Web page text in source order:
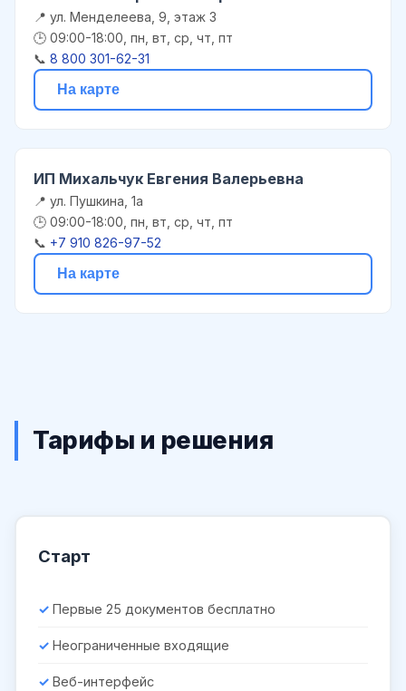
📍 ул. Менделеева, 9, этаж 3
🕒 09:00-18:00, пн, вт, ср, чт, пт
📞 8 800 301-62-31
На карте
ИП Михальчук Евгения Валерьевна
📍 ул. Пушкина, 1а
🕒 09:00-18:00, пн, вт, ср, чт, пт
📞 +7 910 826-97-52
На карте
Тарифы и решения
Старт
Первые 25 документов бесплатно
Неограниченные входящие
Веб-интерфейс